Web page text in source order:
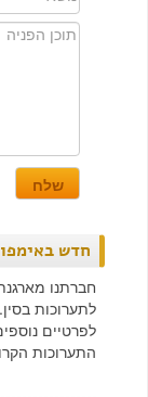
חדש
חברתנו מארגנת
לתערוכות בסין.
לפרטיים
התערוכות